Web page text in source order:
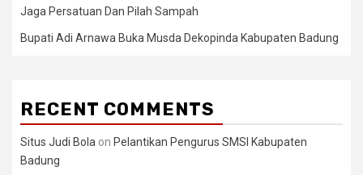
Jaga Persatuan Dan Pilah Sampah
Bupati Adi Arnawa Buka Musda Dekopinda Kabupaten Badung
RECENT COMMENTS
Situs Judi Bola on Pelantikan Pengurus SMSI Kabupaten
Badung